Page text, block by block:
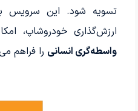
تسویه شود. این سرویس
ارزش‌گذاری خودروشاپ،
واسطه‌گری انسانی را فراهم